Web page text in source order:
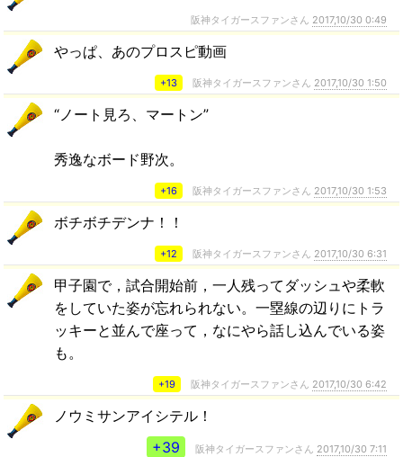
阪神タイガースファンさん 2017,10/30 0:49
やっぱ、あのプロスピ動画
+13 阪神タイガースファンさん 2017,10/30 1:50
“ノート見ろ、マートン”
秀逸なボード野次。
+16 阪神タイガースファンさん 2017,10/30 1:53
ボチボチデンナ！！
+12 阪神タイガースファンさん 2017,10/30 6:31
甲子園で，試合開始前，一人残ってダッシュや柔軟
をしていた姿が忘れられない。一塁線の辺りにトラ
ッキーと並んで座って，なにやら話し込んでいる姿
も。
+19 阪神タイガースファンさん 2017,10/30 6:42
ノウミサンアイシテル！
+39
阪神タイガースファンさん 2017,10/30 7:11